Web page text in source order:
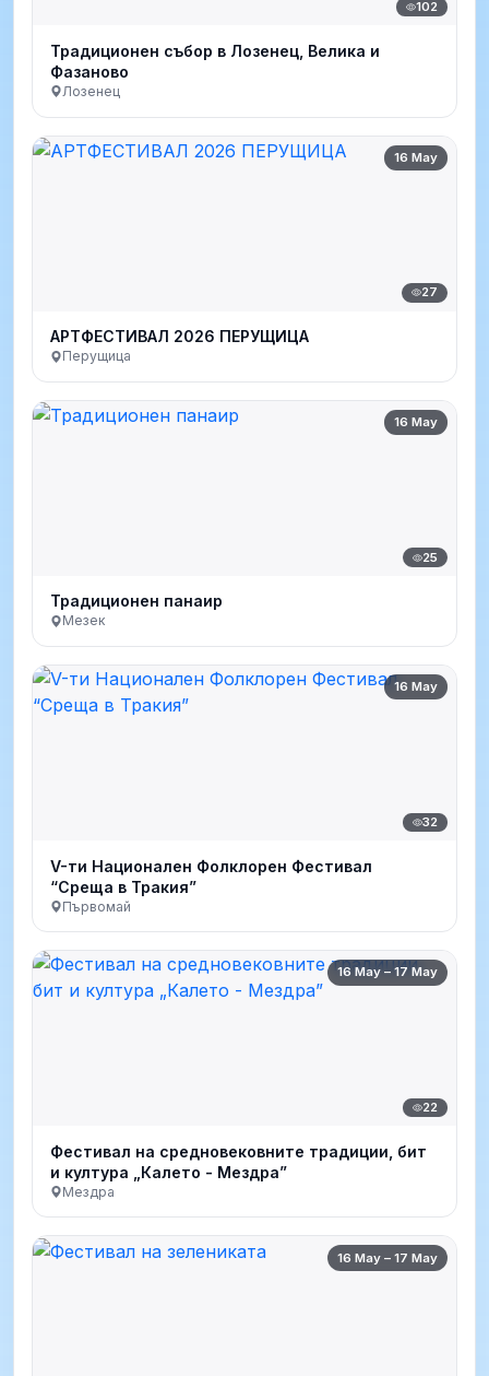
102
Традиционен събор в Лозенец, Велика и
Фазаново
Лозенец
16 May
27
АРТФЕСТИВАЛ 2026 ПЕРУЩИЦА
Перущица
16 May
25
Традиционен панаир
Мезек
16 May
32
V-ти Национален Фолклорен Фестивал
“Среща в Тракия”
Първомай
16 May – 17 May
22
Фестивал на средновековните традиции, бит
и култура „Калето - Мездра”
Мездра
16 May – 17 May